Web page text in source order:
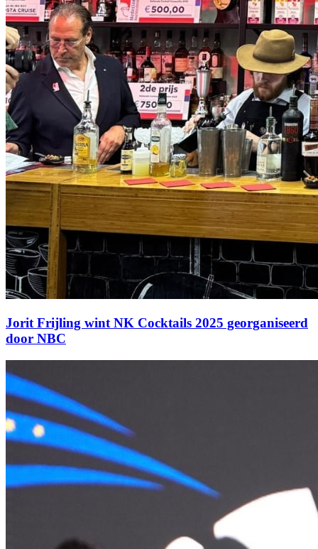
Jorit Frijling wint NK Cocktails 2025 georganiseerd
door NBC